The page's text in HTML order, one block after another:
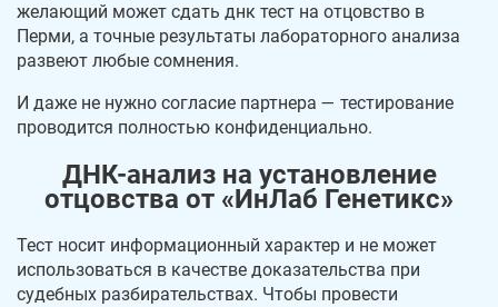
желающий может сдать днк тест на отцовство в
Перми, а точные результаты лабораторного анализа
развеют любые сомнения.
И даже не нужно согласие партнера — тестирование
проводится полностью конфиденциально.
ДНК-анализ на установление
отцовства от «ИнЛаб Генетикс»
Тест носит информационный характер и не может
использоваться в качестве доказательства при
судебных разбирательствах. Чтобы провести